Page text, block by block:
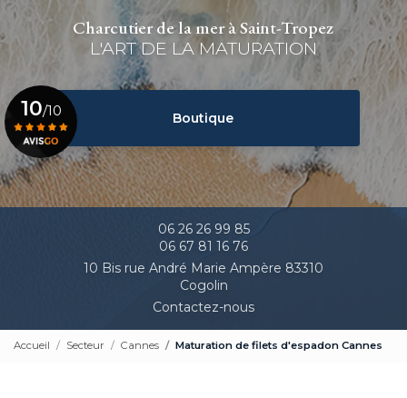
Charcutier de la mer à Saint-Tropez
L'ART DE LA MATURATION
Boutique
06 26 26 99 85
06 67 81 16 76
10 Bis rue André Marie Ampère 83310
Cogolin
Contactez-nous
10/10
Voir le certificat
Accueil Secteur Cannes Maturation de filets d'espadon Cannes